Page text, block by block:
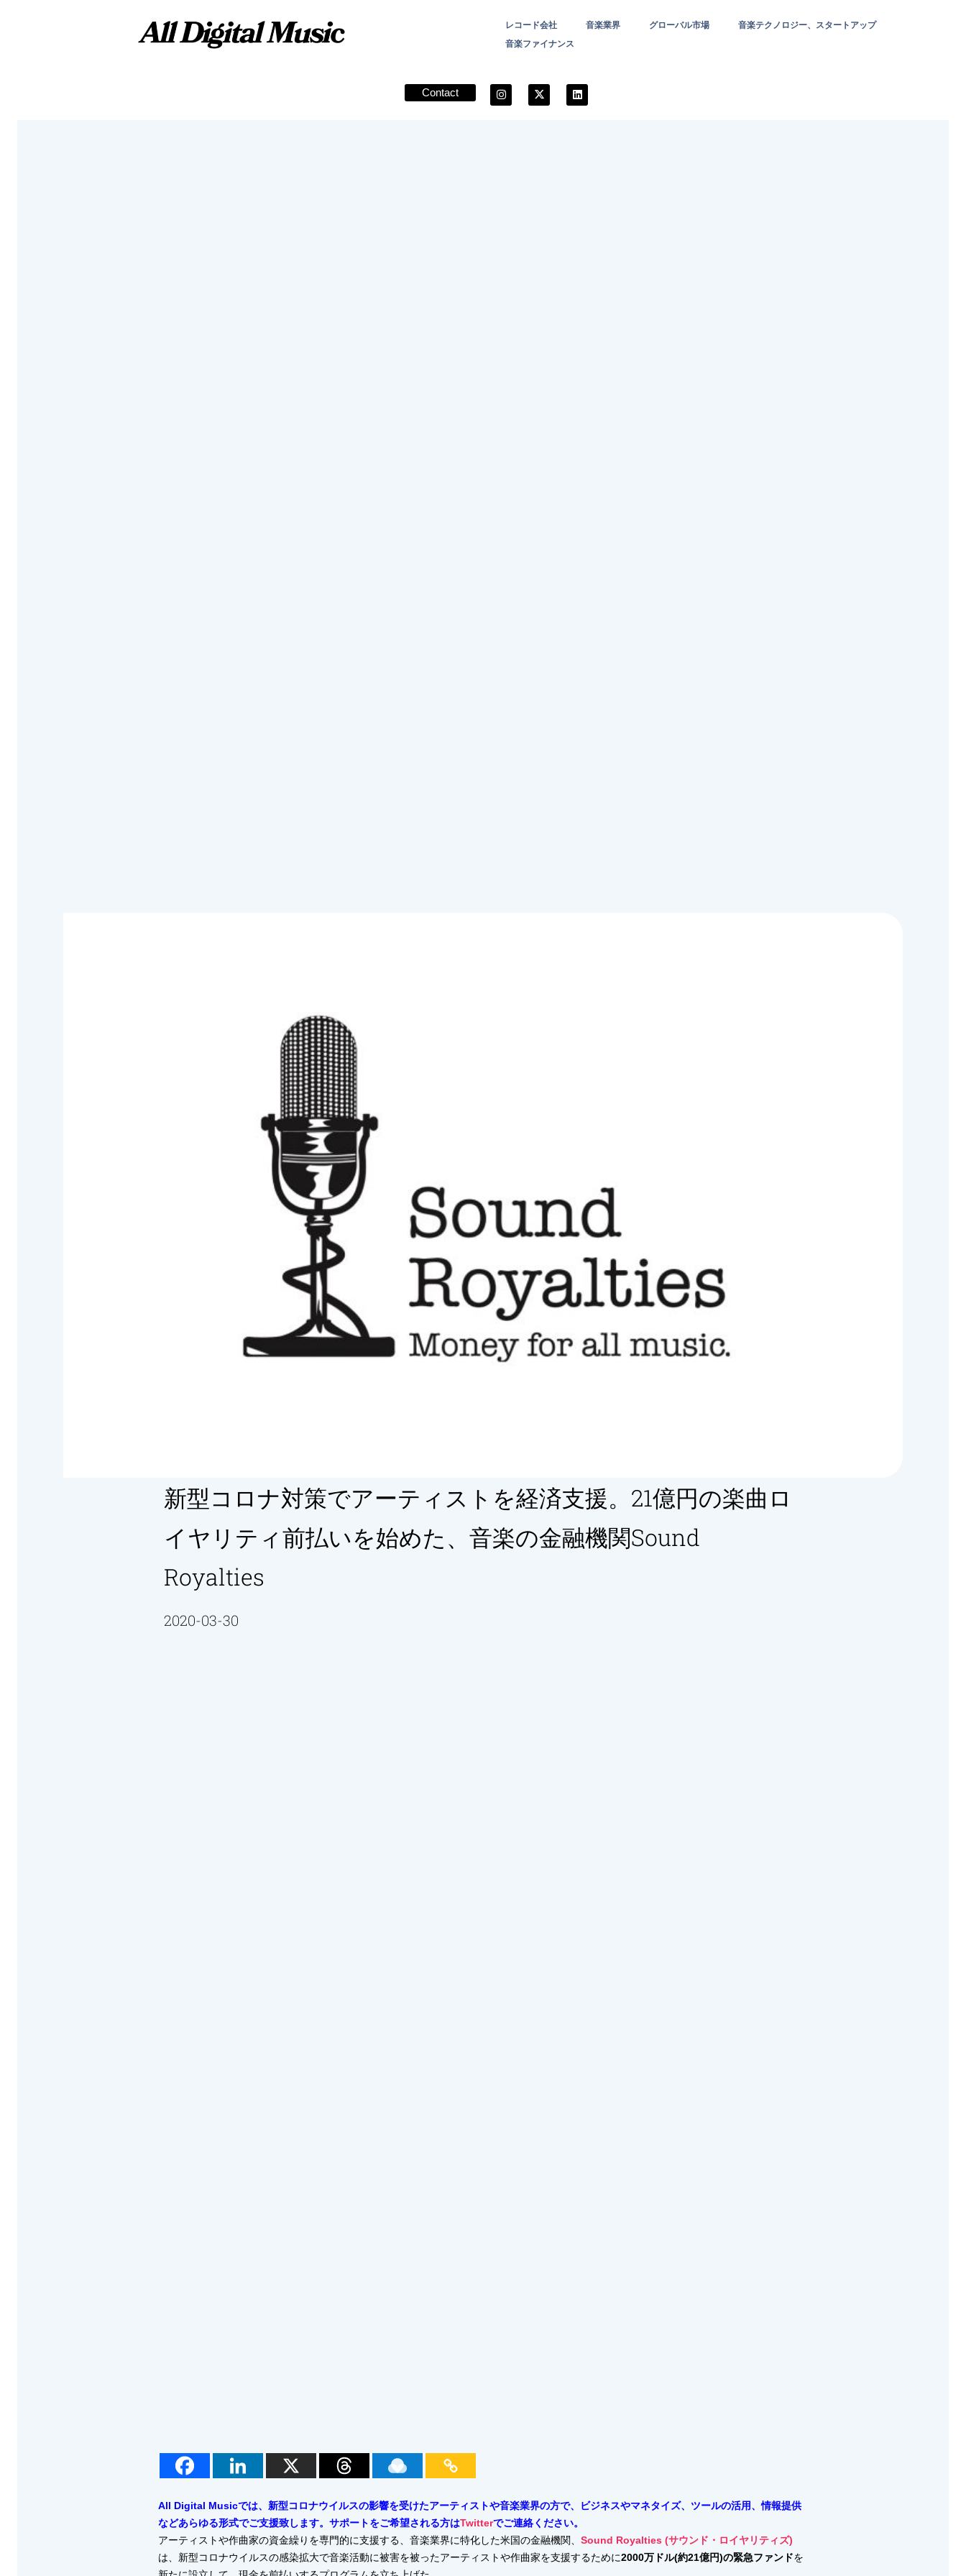
レコード会社 音楽業界 グローバル市場
音楽テクノロジー、スタートアップ
音楽ファイナンス
Contact
新型コロナ対策でアーティストを経済支援。21億円の楽曲ロ
イヤリティ前払いを始めた、音楽の金融機関Sound
Royalties
2020-03-30
All Digital Musicでは、新型コロナウイルスの影響を受けたアーティストや音楽業界の方で、ビジネスやマネタイズ、ツールの活用、情報提供
などあらゆる形式でご支援致します。サポートをご希望される方はTwitterでご連絡ください。
アーティストや作曲家の資金繰りを専門的に支援する、音楽業界に特化した米国の金融機関、Sound Royalties (サウンド・ロイヤリティズ)
は、新型コロナウイルスの感染拡大で音楽活動に被害を被ったアーティストや作曲家を支援するために2000万ドル(約21億円)の緊急ファンドを